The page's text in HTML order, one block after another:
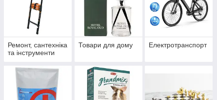
Ремонт, сантехніка
та інструменти
Товари для дому Електротранспорт